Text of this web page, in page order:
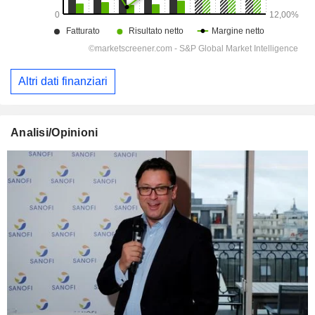
Altri dati finanziari
Analisi/Opinioni